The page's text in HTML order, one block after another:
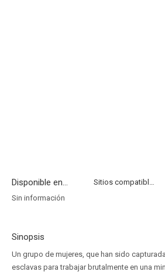
Disponible en...
Sitios compatibles
Sin información
Sinopsis
Un grupo de mujeres, que han sido
esclavas para trabajar brutalmente en una